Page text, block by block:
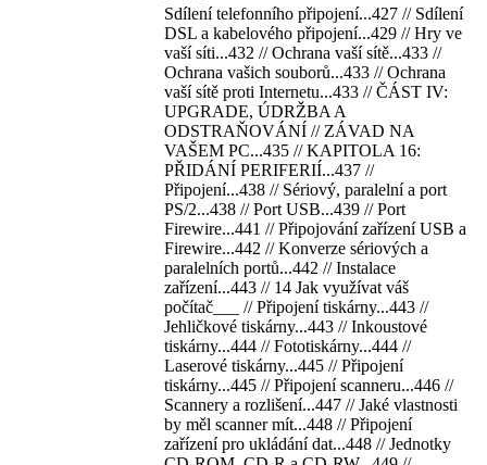
Sdílení telefonního připojení...427 // Sdílení
DSL a kabelového připojení...429 // Hry ve
vaší síti...432 // Ochrana vaší sítě...433 //
Ochrana vašich souborů...433 // Ochrana
vaší sítě proti Internetu...433 // ČÁST IV:
UPGRADE, ÚDRŽBA A
ODSTRAŇOVÁNÍ // ZÁVAD NA
VAŠEM PC...435 // KAPITOLA 16:
PŘIDÁNÍ PERIFERIÍ...437 //
Připojení...438 // Sériový, paralelní a port
PS/2...438 // Port USB...439 // Port
Firewire...441 // Připojování zařízení USB a
Firewire...442 // Konverze sériových a
paralelních portů...442 // Instalace
zařízení...443 // 14 Jak využívat váš
počítač___ // Připojení tiskárny...443 //
Jehličkové tiskárny...443 // Inkoustové
tiskárny...444 // Fototiskárny...444 //
Laserové tiskárny...445 // Připojení
tiskárny...445 // Připojení scanneru...446 //
Scannery a rozlišení...447 // Jaké vlastnosti
by měl scanner mít...448 // Připojení
zařízení pro ukládání dat...448 // Jednotky